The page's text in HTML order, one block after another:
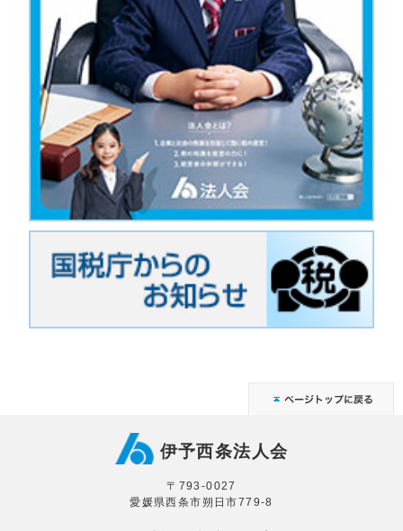
伊予西条法人会
〒793-0027
愛媛県西条市朔日市779-8